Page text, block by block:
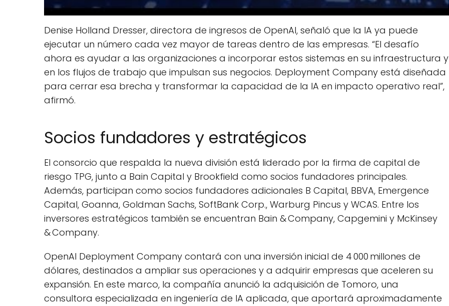
Denise Holland Dresser, directora de ingresos de OpenAI, señaló que la IA ya puede
ejecutar un número cada vez mayor de tareas dentro de las empresas. “El desafío
ahora es ayudar a las organizaciones a incorporar estos sistemas en su infraestructura y
en los flujos de trabajo que impulsan sus negocios. Deployment Company está diseñada
para cerrar esa brecha y transformar la capacidad de la IA en impacto operativo real”,
afirmó.
Socios fundadores y estratégicos
El consorcio que respalda la nueva división está liderado por la firma de capital de
riesgo TPG, junto a Bain Capital y Brookfield como socios fundadores principales.
Además, participan como socios fundadores adicionales B Capital, BBVA, Emergence
Capital, Goanna, Goldman Sachs, SoftBank Corp., Warburg Pincus y WCAS. Entre los
inversores estratégicos también se encuentran Bain & Company, Capgemini y McKinsey
& Company.
OpenAI Deployment Company contará con una inversión inicial de 4 000 millones de
dólares, destinados a ampliar sus operaciones y a adquirir empresas que aceleren su
expansión. En este marco, la compañía anunció la adquisición de Tomoro, una
consultora especializada en ingeniería de IA aplicada, que aportará aproximadamente